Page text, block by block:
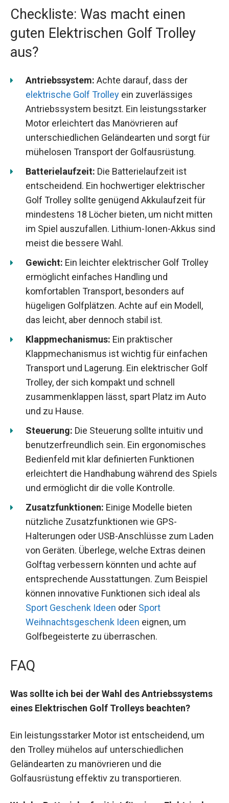
Checkliste: Was macht einen
guten Elektrischen Golf Trolley
aus?
Antriebssystem: Achte darauf, dass der
elektrische Golf Trolley ein zuverlässiges
Antriebssystem besitzt. Ein leistungsstarker
Motor erleichtert das Manövrieren auf
unterschiedlichen Geländearten und sorgt für
mühelosen Transport der Golfausrüstung.
Batterielaufzeit: Die Batterielaufzeit ist
entscheidend. Ein hochwertiger elektrischer
Golf Trolley sollte genügend Akkulaufzeit für
mindestens 18 Löcher bieten, um nicht mitten
im Spiel auszufallen. Lithium-Ionen-Akkus sind
meist die bessere Wahl.
Gewicht: Ein leichter elektrischer Golf Trolley
ermöglicht einfaches Handling und
komfortablen Transport, besonders auf
hügeligen Golfplätzen. Achte auf ein Modell,
das leicht, aber dennoch stabil ist.
Klappmechanismus: Ein praktischer
Klappmechanismus ist wichtig für einfachen
Transport und Lagerung. Ein elektrischer Golf
Trolley, der sich kompakt und schnell
zusammenklappen lässt, spart Platz im Auto
und zu Hause.
Steuerung: Die Steuerung sollte intuitiv und
benutzerfreundlich sein. Ein ergonomisches
Bedienfeld mit klar definierten Funktionen
erleichtert die Handhabung während des Spiels
und ermöglicht dir die volle Kontrolle.
Zusatzfunktionen: Einige Modelle bieten
nützliche Zusatzfunktionen wie GPS-
Halterungen oder USB-Anschlüsse zum Laden
von Geräten. Überlege, welche Extras deinen
Golftag verbessern könnten und achte auf
entsprechende Ausstattungen. Zum Beispiel
können innovative Funktionen sich ideal als
Sport Geschenk Ideen oder Sport
Weihnachtsgeschenk Ideen eignen, um
Golfbegeisterte zu überraschen.
FAQ
Was sollte ich bei der Wahl des Antriebssystems
eines Elektrischen Golf Trolleys beachten?
Ein leistungsstarker Motor ist entscheidend, um
den Trolley mühelos auf unterschiedlichen
Geländearten zu manövrieren und die
Golfausrüstung effektiv zu transportieren.